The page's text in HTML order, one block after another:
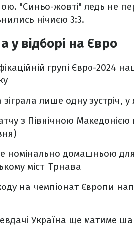
"Синьо-жовті" ледь не
нічиєю 3:3.
у відборі на Євро
групі Євро-2024
зіграла лише одну зустріч, у
з Північною
номінально домашньою
місті Трнава
на чемпіонат Європи
Україна ще матиме